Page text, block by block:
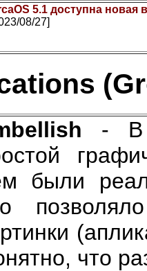
5.1 доступна новая
08/27]
- В
были
что